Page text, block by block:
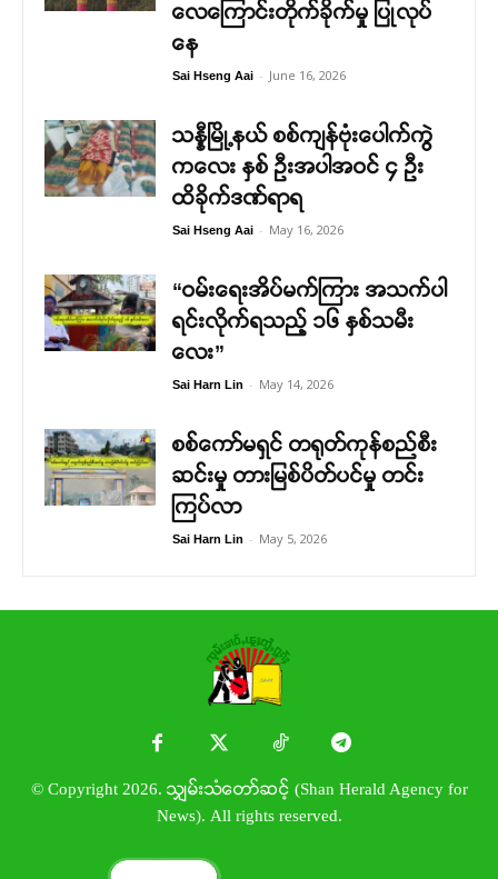
လေကြောင်းတိုက်ခိုက်မှု ပြုလုပ်
နေ
Sai Hseng Aai - June 16, 2026
သန္နီမြို့နယ် စစ်ကျန်ဗုံးပေါက်ကွဲ
ကလေး နှစ် ဦးအပါအဝင် ၄ ဦး
ထိခိုက်ဒဏ်ရာရ
Sai Hseng Aai - May 16, 2026
“ဝမ်းရေးအိပ်မက်ကြား အသက်ပါ
ရင်းလိုက်ရသည့် ၁၆ နှစ်သမီး
လေး”
Sai Harn Lin - May 14, 2026
စစ်ကော်မရှင် တရုတ်ကုန်စည်စီး
ဆင်းမှု တားမြစ်ပိတ်ပင်မှု တင်း
ကြပ်လာ
Sai Harn Lin - May 5, 2026
© Copyright 2026. သျှမ်းသံတော်ဆင့် (Shan Herald Agency for
News). All rights reserved.